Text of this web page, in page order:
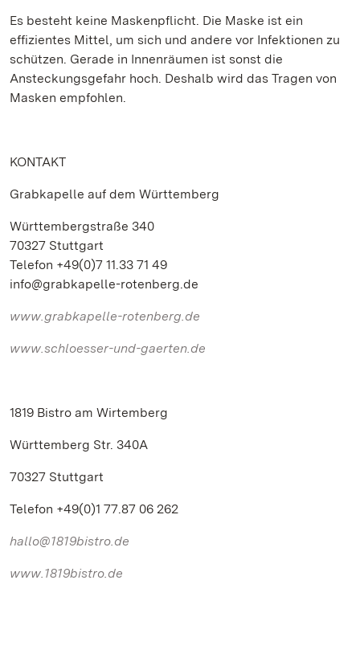
Es besteht keine Maskenpflicht. Die Maske ist ein
effizientes Mittel, um sich und andere vor Infektionen zu
schützen. Gerade in Innenräumen ist sonst die
Ansteckungsgefahr hoch. Deshalb wird das Tragen von
Masken empfohlen.
KONTAKT
Grabkapelle auf dem Württemberg
Württembergstraße 340
70327 Stuttgart
Telefon +49(0)7 11.33 71 49
info@grabkapelle-rotenberg.de
www.grabkapelle-rotenberg.de
www.schloesser-und-gaerten.de
1819 Bistro am Wirtemberg
Württemberg Str. 340A
70327 Stuttgart
Telefon +49(0)1 77.87 06 262
hallo@1819bistro.de
www.1819bistro.de